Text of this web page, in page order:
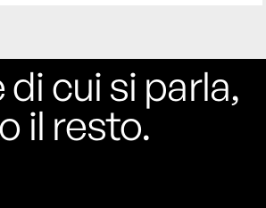
di cui si parla,
il resto.